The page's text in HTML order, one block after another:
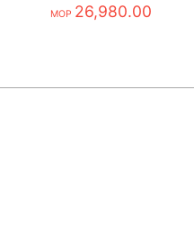
OLED65C6PCA
MOP 26,980.00